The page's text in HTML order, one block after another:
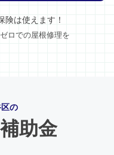
険は使えます！
ロでの屋根修理を
の
助金